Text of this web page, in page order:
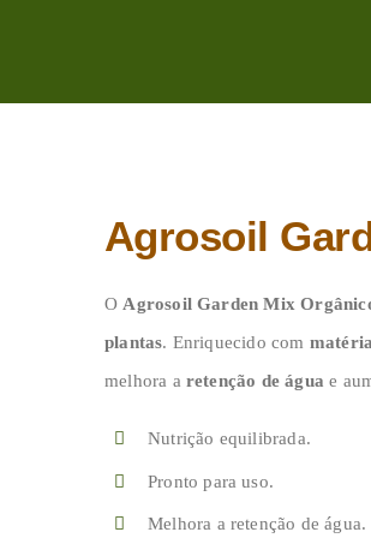
Agrosoil
O Agrosoil Garden Mix
plantas. Enriquecido com
melhora a retenção de água e
Nutrição equilibrada.
Pronto para uso.
Melhora a retenção de água.